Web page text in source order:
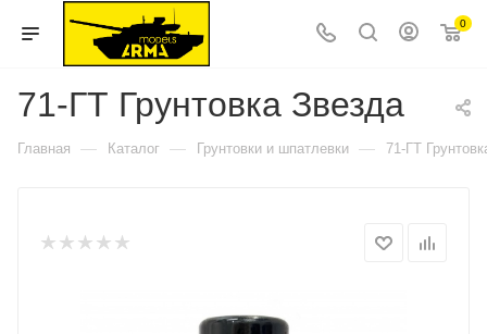
0
71-ГТ Грунтовка Звезда
Главная — Каталог — Грунтовки и шпатлевки — 71-ГТ